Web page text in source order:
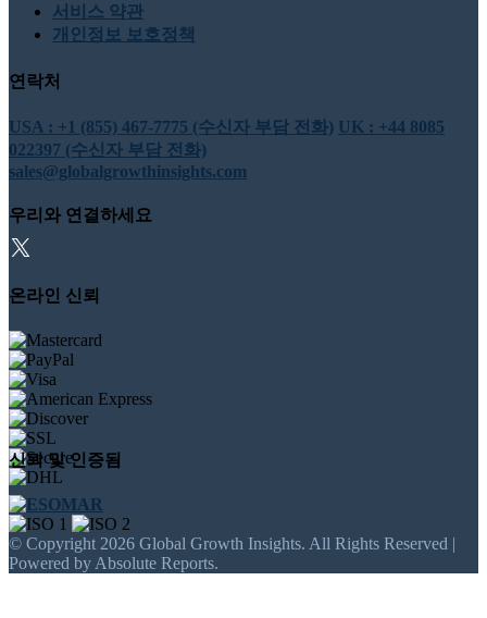
서비스 약관
개인정보 보호정책
연락처
USA : +1 (855) 467-7775 (수신자 부담 전화) UK : +44 8085
022397 (수신자 부담 전화)
sales@globalgrowthinsights.com
우리와 연결하세요
온라인 신뢰
신뢰 및 인증됨
© Copyright 2026 Global Growth Insights. All Rights Reserved |
Powered by Absolute Reports.